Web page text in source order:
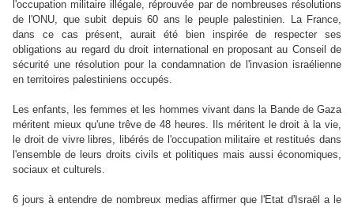
l'occupation militaire illégale, réprouvée par de nombreuses résolutions
de l'ONU, que subit depuis 60 ans le peuple palestinien. La France,
dans ce cas présent, aurait été bien inspirée de respecter ses
obligations au regard du droit international en proposant au Conseil de
sécurité une résolution pour la condamnation de l'invasion israélienne
en territoires palestiniens occupés.
Les enfants, les femmes et les hommes vivant dans la Bande de Gaza
méritent mieux qu'une trêve de 48 heures. Ils méritent le droit à la vie,
le droit de vivre libres, libérés de l'occupation militaire et restitués dans
l'ensemble de leurs droits civils et politiques mais aussi économiques,
sociaux et culturels.
6 jours à entendre de nombreux medias affirmer que l'Etat d'Israël a le